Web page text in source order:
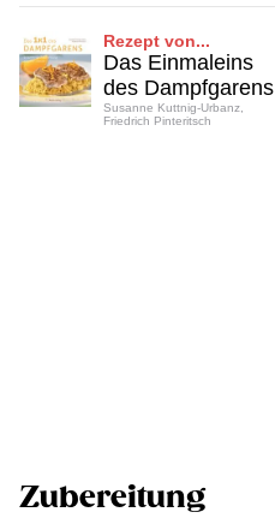
Rezept von...
Das Einmaleins
des Dampfgarens
Susanne Kuttnig-Urbanz,
Friedrich Pinteritsch
Zubereitung